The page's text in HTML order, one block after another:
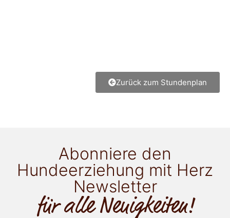
Zurück zum Stundenplan
Abonniere den
Hundeerziehung mit Herz
Newsletter
für alle Neuigkeiten!